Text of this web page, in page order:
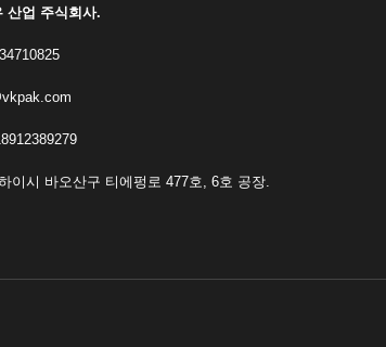
산업 주식회사.
이시 바오산구 티에펑로 477호, 6호 공장.